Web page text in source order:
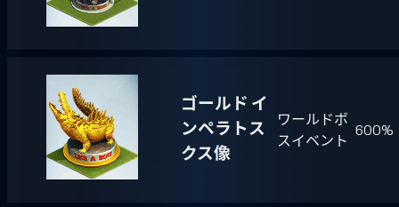
ゴールド イ
ンペラトス
クス像
ワールドボ
スイベント
600%